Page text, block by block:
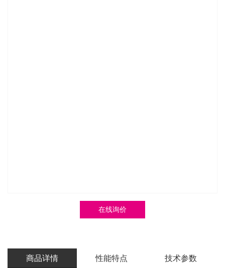
在线询价
商品详情 性能特点 技术参数